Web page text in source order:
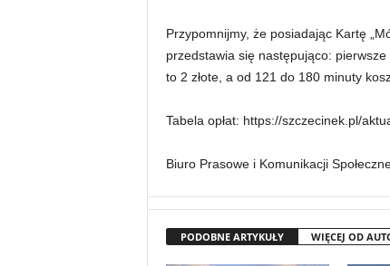
Przypomnijmy, że posiadając Kartę
przedstawia się następująco:
to 2 złote, a od 121 do 180 minuty
Tabela opłat: https://szczecinek.pl/
Biuro Prasowe i Komunikacji
PODOBNE ARTYKUŁY WIĘCEJ OD